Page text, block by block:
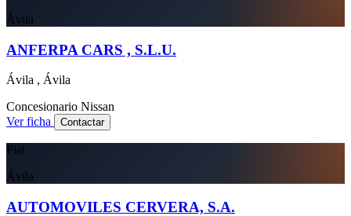
Ávila
ANFERPA CARS , S.L.U.
Ávila , Ávila
Concesionario Nissan
Ver ficha
Contactar
Fiat
Ávila
AUTOMOVILES CERVERA, S.A.